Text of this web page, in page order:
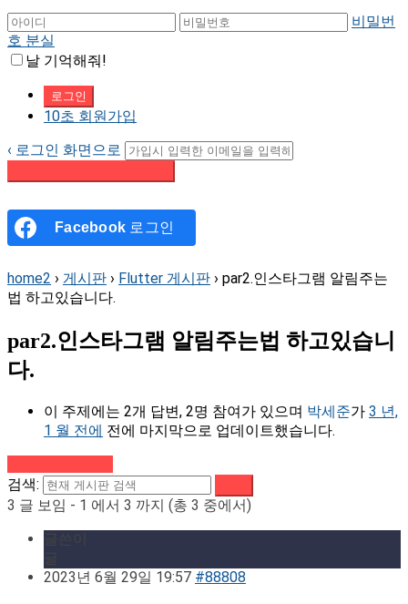
비밀번
호 분실
날 기억해줘!
10초 회원가입
‹ 로그인 화면으로
Facebook 로그인
home2 › 게시판 › Flutter 게시판 › par2.인스타그램 알림주는
법 하고있습니다.
par2.인스타그램 알림주는법 하고있습니
다.
이 주제에는 2개 답변, 2명 참여가 있으며 박세준가 3 년,
1 월 전에 전에 마지막으로 업데이트했습니다.
검색:
3 글 보임 - 1 에서 3 까지 (총 3 중에서)
2023년 6월 29일 19:57 #88808